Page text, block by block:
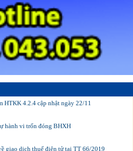
HTKK 4.2.4 cập nhật ngày 22/11
hành vi trốn đóng BHXH
giao dịch thuế điện tử tại TT 66/2019